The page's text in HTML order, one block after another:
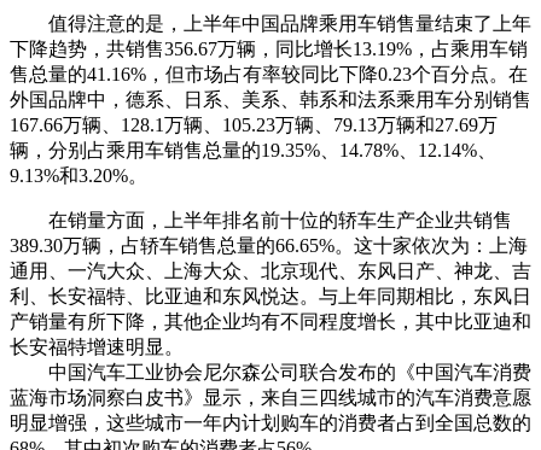
值得注意的是，上半年中国品牌乘用车销售量结束了上年
下降趋势，共销售356.67万辆，同比增长13.19%，占乘用车销
售总量的41.16%，但市场占有率较同比下降0.23个百分点。在
外国品牌中，德系、日系、美系、韩系和法系乘用车分别销售
167.66万辆、128.1万辆、105.23万辆、79.13万辆和27.69万
辆，分别占乘用车销售总量的19.35%、14.78%、12.14%、
9.13%和3.20%。
在销量方面，上半年排名前十位的轿车生产企业共销售
389.30万辆，占轿车销售总量的66.65%。这十家依次为：上海
通用、一汽大众、上海大众、北京现代、东风日产、神龙、吉
利、长安福特、比亚迪和东风悦达。与上年同期相比，东风日
产销量有所下降，其他企业均有不同程度增长，其中比亚迪和
长安福特增速明显。
中国汽车工业协会尼尔森公司联合发布的《中国汽车消费
蓝海市场洞察白皮书》显示，来自三四线城市的汽车消费意愿
明显增强，这些城市一年内计划购车的消费者占到全国总数的